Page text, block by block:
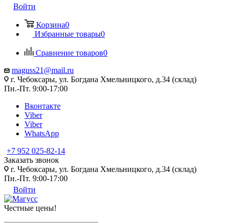
Войти
Корзина0
Избранные товары0
Сравнение товаров0
maguss21@mail.ru
г. Чебоксары, ул. Богдана Хмельницкого, д.34 (склад)
Пн.-Пт. 9:00-17:00
Вконтакте
Viber
Viber
WhatsApp
+7 952 025-82-14
Заказать звонок
г. Чебоксары, ул. Богдана Хмельницкого, д.34 (склад)
Пн.-Пт. 9:00-17:00
Войти
Честные цены!